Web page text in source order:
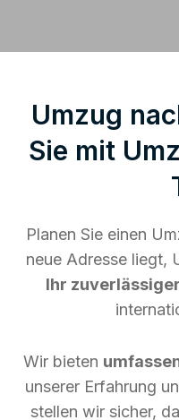
Umzug
Sie mit
Planen Sie einen
neue Adresse liegt,
Ihr
Wir bieten
unserer Erfahrung
stellen wir sicher,